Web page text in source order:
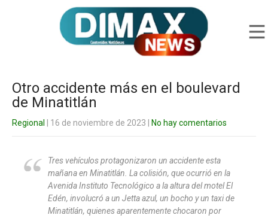
Otro accidente más en el boulevard
de Minatitlán
Regional | 16 de noviembre de 2023 No hay comentarios
Tres vehículos protagonizaron un accidente esta
mañana en Minatitlán. La colisión, que ocurrió en la
Avenida Instituto Tecnológico a la altura del motel El
Edén, involucró a un Jetta azul, un bocho y un taxi de
Minatitlán, quienes aparentemente chocaron por